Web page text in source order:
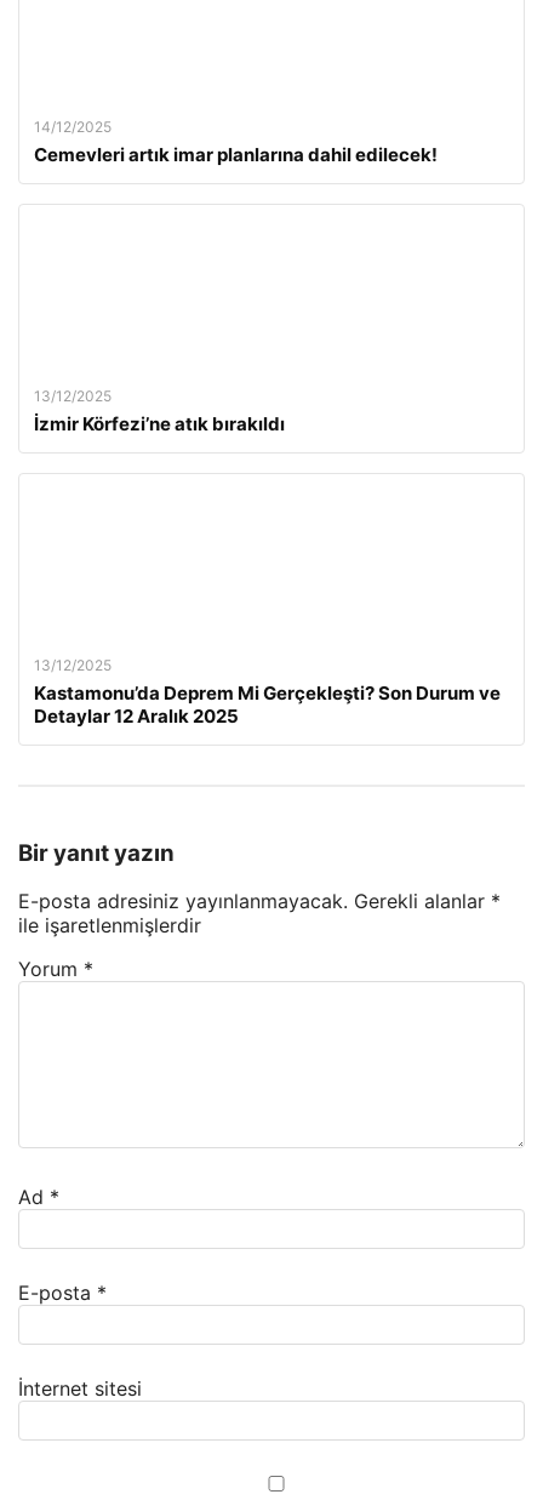
14/12/2025
Cemevleri artık imar planlarına dahil edilecek!
13/12/2025
İzmir Körfezi’ne atık bırakıldı
13/12/2025
Kastamonu’da Deprem Mi Gerçekleşti? Son Durum ve
Detaylar 12 Aralık 2025
Bir yanıt yazın
E-posta adresiniz yayınlanmayacak. Gerekli alanlar *
ile işaretlenmişlerdir
Yorum *
Ad *
E-posta *
İnternet sitesi